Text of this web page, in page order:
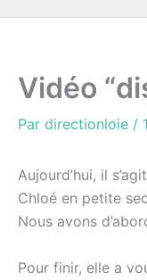
Vidéo
Par directionloie /
Aujourd’hui, il
Chloé en petite
Nous avons
Pour finir, elle a